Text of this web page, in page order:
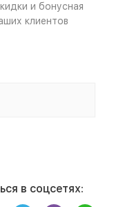
и бонусная
клиентов
в соцсетях: